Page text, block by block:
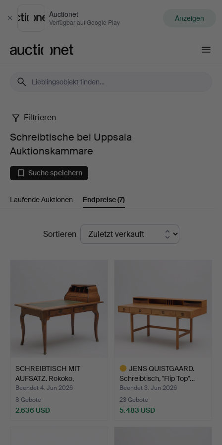
Schließen
Auctionet
Verfügbar auf Google Play Anzeigen
Schreibtische
bei
Uppsala
Auktionskammare
Filtrieren
Schreibtische bei Uppsala
Auktionskammare
Suche speichern
Laufende Auktionen Endpreise(7)
EndpreiseSortieren
SCHREIBTISCH MIT
AUFSATZ. Rokoko,
Stockhol…
Beendet 4. Jun 2026
8 Gebote
2.636 USD
JENS QUISTGAARD.
Schreibtisch, "Flip Top"…
Beendet 3. Jun 2026
23 Gebote
5.483 USD